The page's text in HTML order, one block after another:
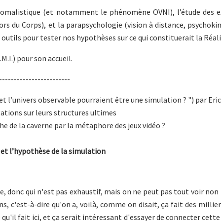
(et notamment le phénomène OVNI), l’étude des
du Corps), et la parapsychologie (vision à distance,
pour tester nos hypothèses sur ce qui constituerait la
pour son accueil.
observable pourraient être une simulation ? ") par
sur leurs structures ultimes
de la caverne par la métaphore des jeux vidéo ?
l’hypothèse de la simulation
qui n'est pas exhaustif, mais on ne peut pas tout voir non
c'est-à-dire qu'on a, voilà, comme on disait, ça fait des
fait ici, et ça serait intéressant d'essayer de connecter cette